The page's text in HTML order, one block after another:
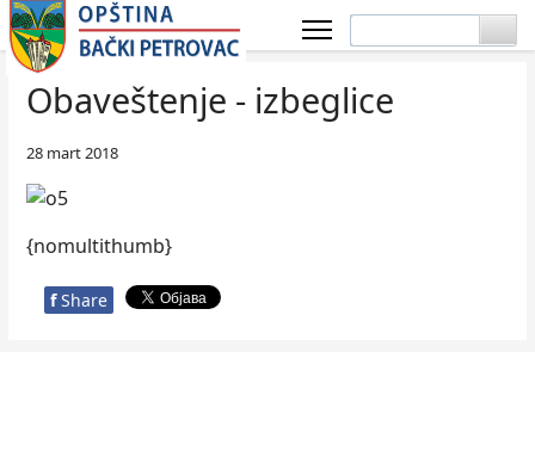
Obaveštenje - izbeglice
28 mart 2018
{nomultithumb}
f Share